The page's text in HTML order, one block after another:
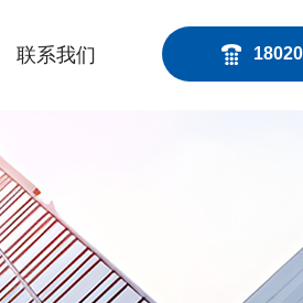
联系我们